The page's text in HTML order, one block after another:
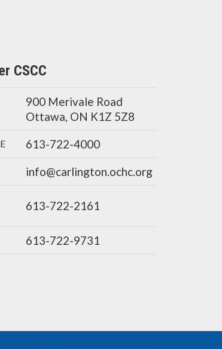
CSCC
900 Merivale Road
Ottawa, ON K1Z 5Z8
613-722-4000
info@carlington.ochc.org
613-722-2161
613-722-9731